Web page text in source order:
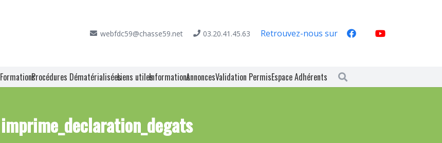
webfdc59@chasse59.net 03.20.41.45.63 Retrouvez-nous sur
FormationsProcédures DématérialiséesLiens utilesInformationsAnnoncesValidation PermisEspace Adhérents
imprime_declaration_degats